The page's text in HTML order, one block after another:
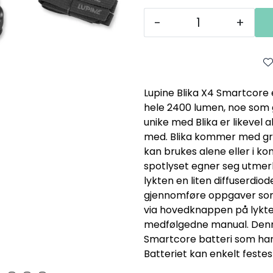
- +
Lupine Blika X4
hele 2400 lumen, noe
unike med Blika er likevel
med. Blika kommer med
kan brukes alene eller i
spotlyset egner seg
lykten en liten
gjennomføre oppgaver
via hovedknappen på
medfølgedne manual.
Smartcore batteri som
Batteriet kan enkelt